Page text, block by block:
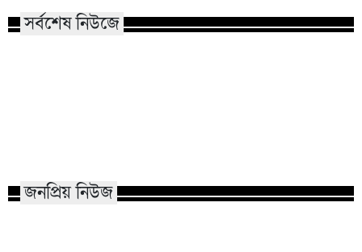
সর্বশেষ নিউজে
জনপ্রিয় নিউজ